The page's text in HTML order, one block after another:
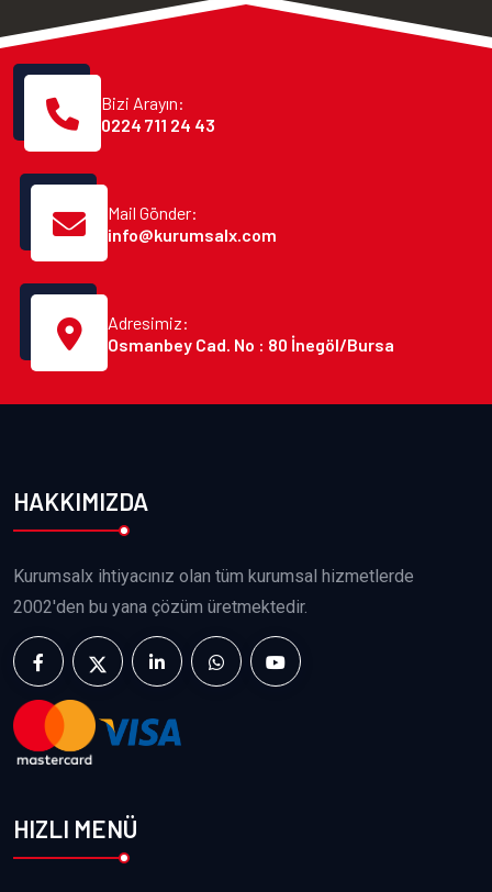
Bizi Arayın:
0224 711 24 43
Mail Gönder:
info@kurumsalx.com
Adresimiz:
Osmanbey Cad. No : 80 İnegöl/Bursa
HAKKIMIZDA
Kurumsalx ihtiyacınız olan tüm kurumsal hizmetlerde
2002'den bu yana çözüm üretmektedir.
HIZLI MENÜ